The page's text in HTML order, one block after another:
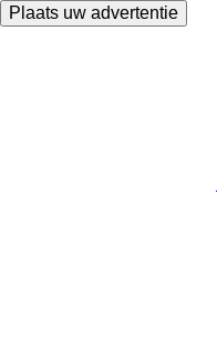
Plaats uw advertentie